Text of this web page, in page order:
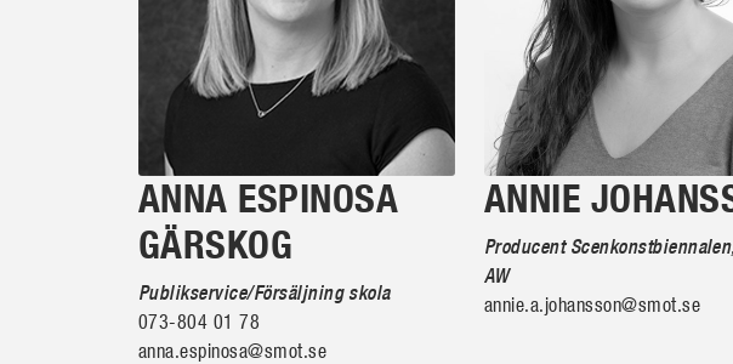
ANNA ESPINOSA
GÄRSKOG
Publikservice/Försäljning skola
073-804 01 78
anna.espinosa@smot.se
ANNIE
Producent
AW
annie.a.johansson@smot.se